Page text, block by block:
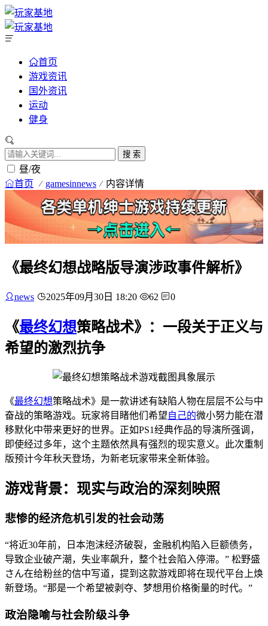
首页
游戏资讯
国外资讯
运动
健身
搜 索
昼/夜
首页 gamesinnews 内容详情
《最终幻想战略版导演涉政事件解析》
news 2025年09月30日 18:20 62 0
《最终幻想策略战术》：一段关于正义与
希望的激烈抗争
《最终幻想策略战术》是一款讲述有缺陷人物在层层不公与中
奋战的策略游戏。玩家将目睹他们希望自己的微小努力能在潜
移默化中带来更好的世界。正如PS1经典作品的导演所强调，
即使经过多年，这个主题依然具有强烈的现实意义。此次重制
版预计今年秋天登场，为新老玩家带来全新体验。
游戏背景：现实与政治的深刻映照
悲惨的经济危机引发的社会动荡
“将近30年前，日本泡沫经济破裂，金融机构陷入巨额债务，
导致企业破产潮，失业率飙升，整个社会陷入停滞。” 松野盛
さん在给粉丝的信中写道，提到这款游戏即将在现代平台上焕
新登场。“那是一个希望被剥夺、梦想用价格衡量的时代。”
政治隐喻与社会阶级斗争